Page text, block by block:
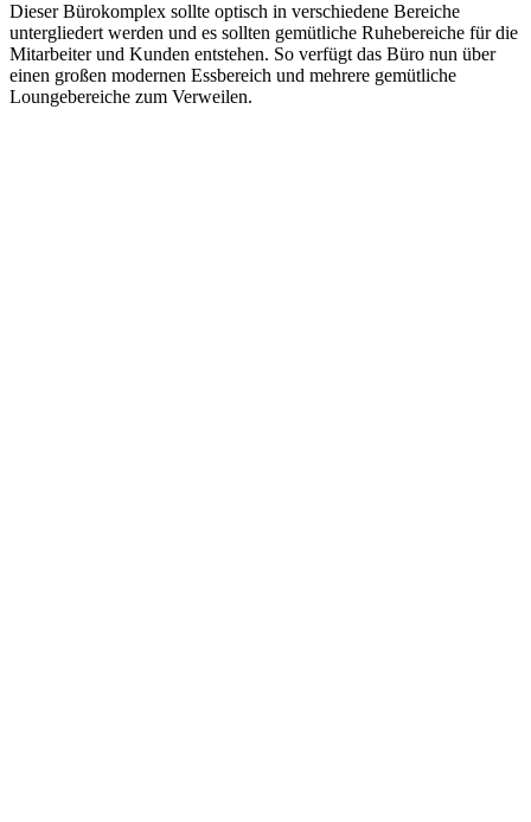
Dieser Bürokomplex sollte optisch in verschiedene Bereiche
untergliedert werden und es sollten gemütliche Ruhebereiche für die
Mitarbeiter und Kunden entstehen. So verfügt das Büro nun über
einen großen modernen Essbereich und mehrere gemütliche
Loungebereiche zum Verweilen.